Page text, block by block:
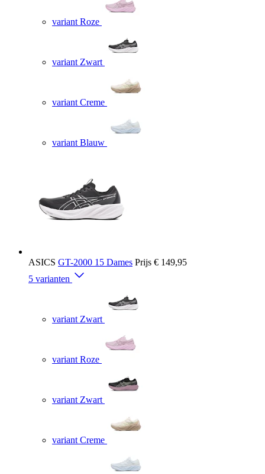
variant Roze
variant Zwart
variant Creme
variant Blauw
ASICS GT-2000 15 Dames Prijs € 149,95
5 varianten
variant Zwart
variant Roze
variant Zwart
variant Creme